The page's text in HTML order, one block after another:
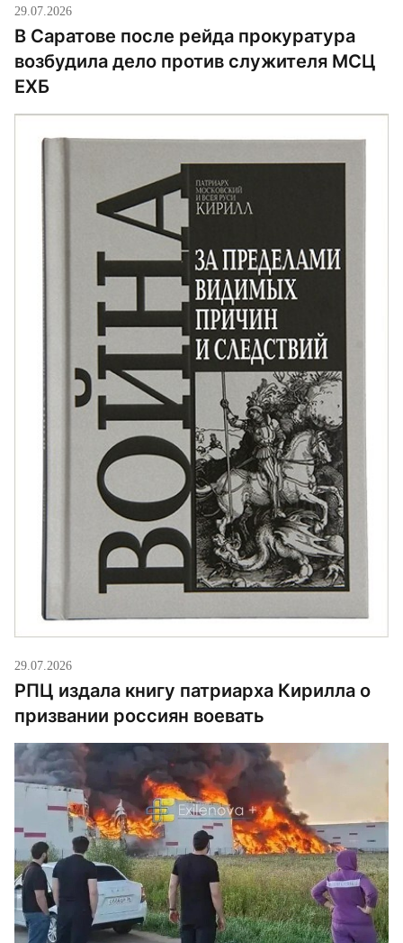
29.07.2026
В Саратове после рейда прокуратура
возбудила дело против служителя МСЦ
ЕХБ
29.07.2026
РПЦ издала книгу патриарха Кирилла о
призвании россиян воевать